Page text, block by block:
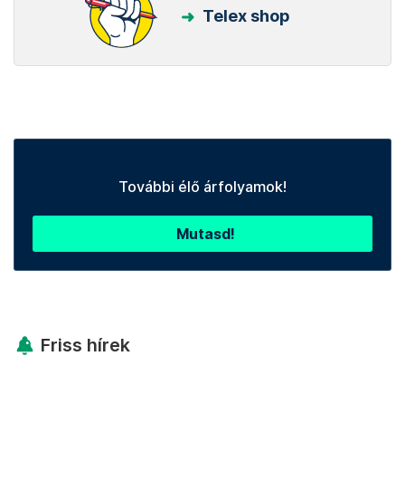
Telex shop
További élő árfolyamok!
Mutasd!
Friss hírek